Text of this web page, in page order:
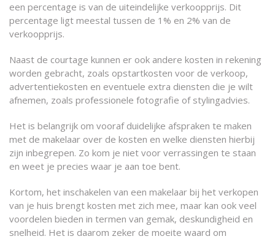
een percentage is van de uiteindelijke verkoopprijs. Dit
percentage ligt meestal tussen de 1% en 2% van de
verkoopprijs.
Naast de courtage kunnen er ook andere kosten in rekening
worden gebracht, zoals opstartkosten voor de verkoop,
advertentiekosten en eventuele extra diensten die je wilt
afnemen, zoals professionele fotografie of stylingadvies.
Het is belangrijk om vooraf duidelijke afspraken te maken
met de makelaar over de kosten en welke diensten hierbij
zijn inbegrepen. Zo kom je niet voor verrassingen te staan
en weet je precies waar je aan toe bent.
Kortom, het inschakelen van een makelaar bij het verkopen
van je huis brengt kosten met zich mee, maar kan ook veel
voordelen bieden in termen van gemak, deskundigheid en
snelheid. Het is daarom zeker de moeite waard om